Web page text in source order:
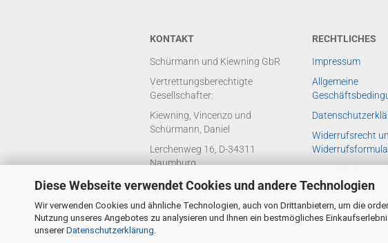
Diese Webseite verwendet Cookies und andere Technologien
Wir verwenden Cookies und ähnliche Technologien, auch von Drittanbietern, um die
Nutzung unseres Angebotes zu analysieren und Ihnen ein bestmögliches
unsererDatenschutzerklärung
KONTAKT
Schürmann und Kiewning GbR
Vertrettungsberechtigte
Gesellschafter:
Kiewning, Vincenzo und
Schürmann, Daniel
Lerchenweg 16, D-34311
Naumburg
Telefon: +49 (0) 5625 8429688
E-Mail: mail@bluebib.de
RECHTLICHES
Impressum
Allgemeine
Widerrufsrecht
Person